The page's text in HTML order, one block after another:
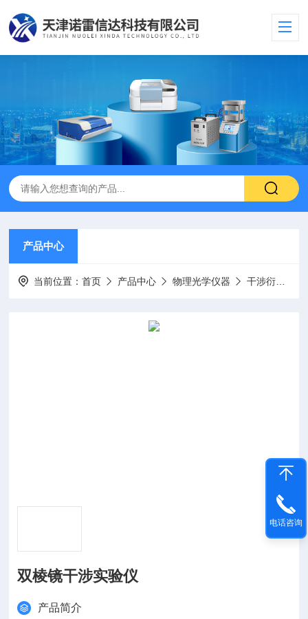
产品中心
当前位置：首页 产品中心 物理光学仪器 干涉衍射偏振光
双棱镜干涉实验仪
产品简介
电话咨询